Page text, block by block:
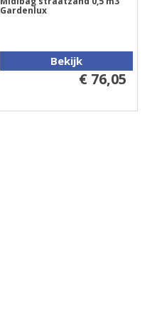
Gardenlux
Bekijk
€ 76,05